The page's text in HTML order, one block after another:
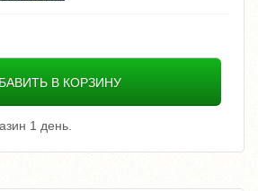
В КОРЗИНУ
1 день.